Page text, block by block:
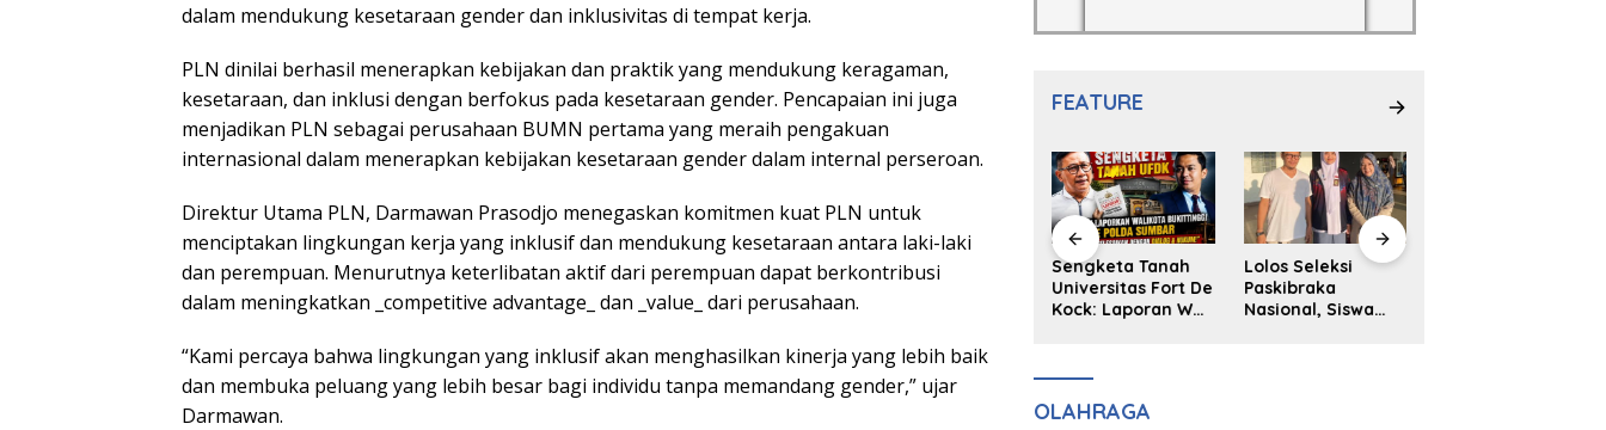
dalam mendukung kesetaraan gender dan inklusivitas di tempat kerja.
PLN dinilai berhasil menerapkan kebijakan dan praktik yang mendukung keragaman,
kesetaraan, dan inklusi dengan berfokus pada kesetaraan gender. Pencapaian ini juga
menjadikan PLN sebagai perusahaan BUMN pertama yang meraih pengakuan
internasional dalam menerapkan kebijakan kesetaraan gender dalam internal perseroan.
Direktur Utama PLN, Darmawan Prasodjo menegaskan komitmen kuat PLN untuk
menciptakan lingkungan kerja yang inklusif dan mendukung kesetaraan antara laki-laki
dan perempuan. Menurutnya keterlibatan aktif dari perempuan dapat berkontribusi
dalam meningkatkan _competitive advantage_ dan _value_ dari perusahaan.
“Kami percaya bahwa lingkungan yang inklusif akan menghasilkan kinerja yang lebih baik
dan membuka peluang yang lebih besar bagi individu tanpa memandang gender,” ujar
Darmawan.
FEATURE
Launching Buku
Padangpanjang
Sulaiman Juned:
Memungut
Kenangan Masa
Diskusi Komunitas
Penulis Minang:
Rumus Sederhana
Minang
Redupnya Tren
Tetap Bertahan
dengan Kualitas
dan Pelayanan
Sengketa Tanah
Universitas Fort De
Kock: Laporan Wali
Harapan Akan
Lolos Seleksi
Paskibraka
Nasional, Siswa
OLAHRAGA